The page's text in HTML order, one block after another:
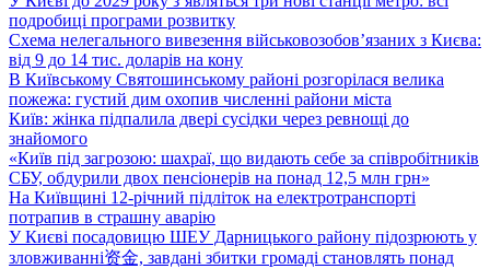
подробиці програми розвитку
Схема нелегального вивезення військовозобов’язаних з Києва:
від 9 до 14 тис. доларів на кону
В Київському Святошинському районі розгорілася велика
пожежа: густий дим охопив численні райони міста
Київ: жінка підпалила двері сусідки через ревнощі до
знайомого
«Київ під загрозою: шахраї, що видають себе за співробітників
СБУ, обдурили двох пенсіонерів на понад 12,5 млн грн»
На Київщині 12-річний підліток на електротранспорті
потрапив в страшну аварію
У Києві посадовицю ШЕУ Дарницького району підозрюють у
зловживанні资金, завдані збитки громаді становлять понад